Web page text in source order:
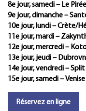
8e jour, samedi – Le
9e jour, dimanche –
10e jour, lundi – Crète/
11e jour, mardi –
12e jour, mercredi –
13e jour, jeudi –
14e jour, vendredi –
15e jour, samedi – Venise
Réservez en ligne